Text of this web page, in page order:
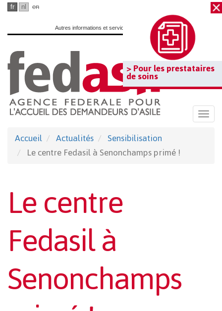
Passer
contenu
principal
> Pour les prestataires
de soins
fr nl en
Autres informations et services officiels :www.belgium.be
Accueil Actualités
Sensibilisation
Le centre Fedasil à Senonchamps primé !
Le centre
Fedasil à
Senonchamps